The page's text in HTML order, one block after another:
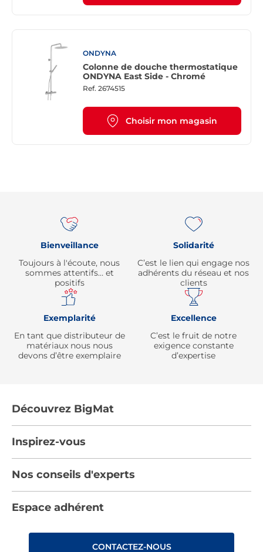
ONDYNA
Colonne de douche thermostatique
ONDYNA East Side - Chromé
Ref. 2674515
Choisir mon magasin
Bienveillance
Toujours à l'écoute, nous
sommes attentifs… et
positifs
Solidarité
C’est le lien qui engage nos
adhérents du réseau et nos
clients
Exemplarité
En tant que distributeur de
matériaux nous nous
devons d’être exemplaire
Excellence
C’est le fruit de notre
exigence constante
d’expertise
Découvrez BigMat
Devenez adhérent
Les Bâtisseurs du Sport
Inspirez-vous
Nos catalogues
Rencontres
Nos conseils d'experts
Espace adhérent
CONTACTEZ-NOUS